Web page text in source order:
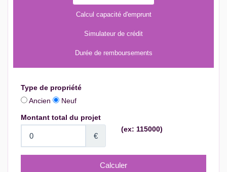
Calcul capacité d'emprunt
Simulateur de crédit
Durée de remboursements